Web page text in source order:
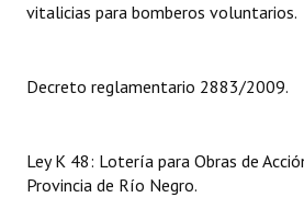
DOCUMENTOS
Dictámenes Asesoría Letrada
Actas de Sesión
vitalicias para bomberos voluntarios.
Decreto reglamentario 2883/2009.
Ley K 48: Lotería para Obras de
Provincia de Río Negro.